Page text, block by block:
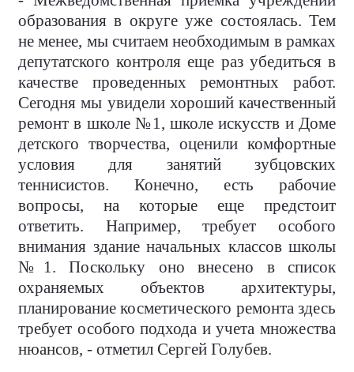
образования в округе уже состоялась. Тем
не менее, мы считаем необходимым в рамках
депутатского контроля еще раз убедиться в
качестве проведенных ремонтных работ.
Сегодня мы увидели хороший качественный
ремонт в школе №1, школе искусств и Доме
детского творчества, оценили комфортные
условия для занятий зубцовских
теннисистов. Конечно, есть рабочие
вопросы, на которые еще предстоит
ответить. Например, требует особого
внимания здание начальных классов школы
№1. Поскольку оно внесено в список
охраняемых объектов архитектуры,
планирование косметического ремонта здесь
требует особого подхода и учета множества
нюансов, - отметил Сергей Голубев.